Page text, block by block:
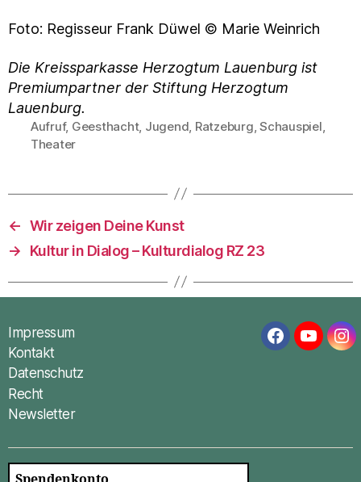
Foto: Regisseur Frank Düwel © Marie Weinrich
Die Kreissparkasse Herzogtum Lauenburg ist
Premiumpartner der Stiftung Herzogtum
Lauenburg.
Schlagwörter
Aufruf, Geesthacht, Jugend Ratzeburg ,Schauspiel
Theater
← Wir zeigen Deine Kunst
→
Kultur in Dialog – Kulturdialog RZ 23
Impressum
Kontakt
Datenschutz
Recht
Newsletter
Facebook